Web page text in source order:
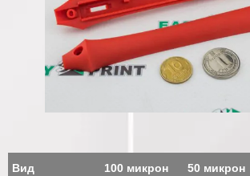
Вид
100 микрон 50 микрон